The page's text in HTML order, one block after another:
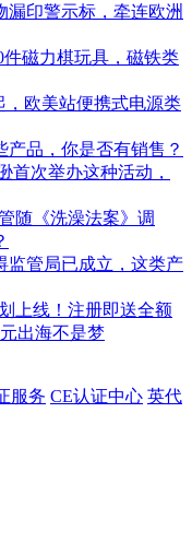
印警示标，牵连欧洲
件磁力棋玩具，磁铁类
，欧美站便携式电源类
品，你是否有销售？
首次举办这种活动，
随《洗澡法案》调
监管局已成立，这类产
上线！注册即送全额
出海不是梦
服务 CE认证中心 英代